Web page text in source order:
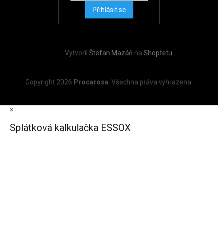
Přihlásit se
Vytvořil Štefan Mazáň na Shoptetu
Copyright 2026 Procarosa . Všechna práva vyhrazena.
×
Splátková kalkulačka ESSOX